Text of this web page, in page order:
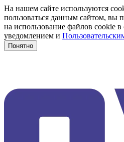
На нашем сайте используются
пользоваться данным сайтом, вы
на использование файлов cookie
уведомлением и
Понятно